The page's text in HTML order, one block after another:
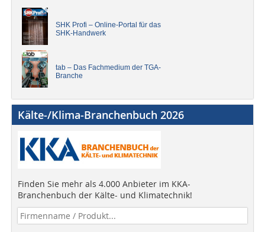
SHK Profi – Online-Portal für das
SHK-Handwerk
tab – Das Fachmedium der TGA-
Branche
Kälte-/Klima-Branchenbuch 2026
Finden Sie mehr als 4.000 Anbieter im KKA-
Branchenbuch der Kälte- und Klimatechnik!